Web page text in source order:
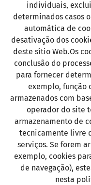
individuais,
determinados casos
automática de
desativação dos
deste sítio Web.Os
conclusão do
para fornecer
exemplo, função
armazenados com
operador do site
armazenamento de
tecnicamente livre
serviços. Se forem
exemplo, cookies
de navegação),
nesta